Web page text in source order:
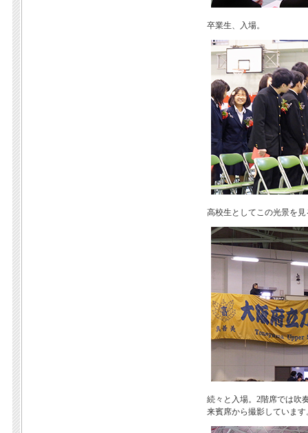
卒業生、入場。
高校生としてこの光景を
続々と入場。2階席では吹
来賓席から撮影しています